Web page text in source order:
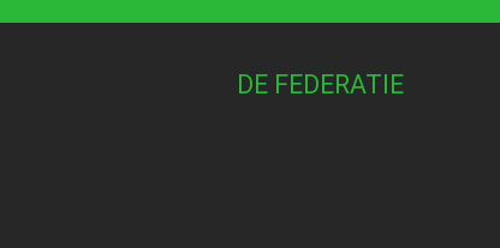
DE FEDERATIE